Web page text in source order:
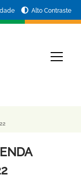
Alto Contraste